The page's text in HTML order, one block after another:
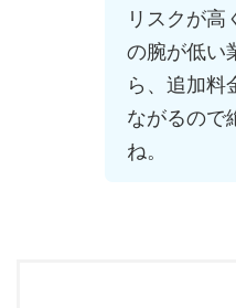
リスクが高
の腕が低い
ら、追加料
ながるので
ね。